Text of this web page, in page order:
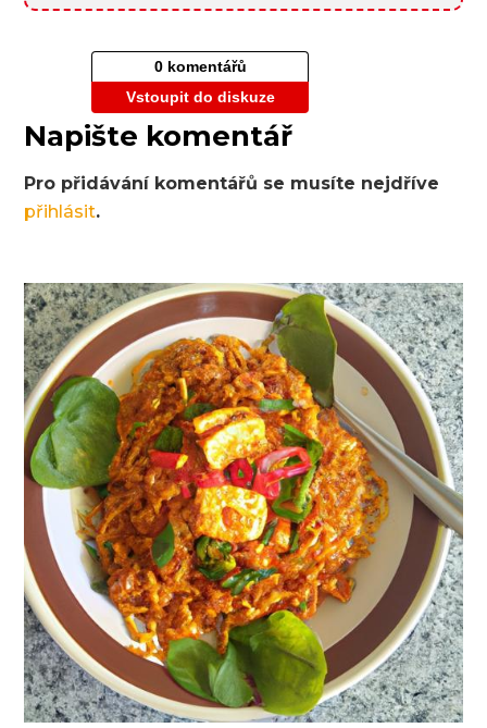
0 komentářů
Vstoupit do diskuze
Napište komentář
Pro přidávání komentářů se musíte nejdříve
přihlásit.